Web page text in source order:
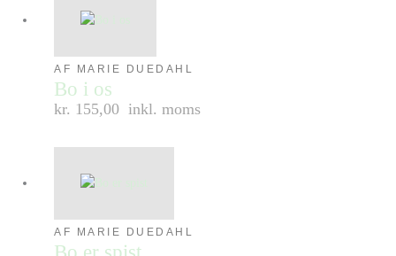
AF MARIE DUEDAHL
Bo i os
kr. 155,00 inkl. moms
AF MARIE DUEDAHL